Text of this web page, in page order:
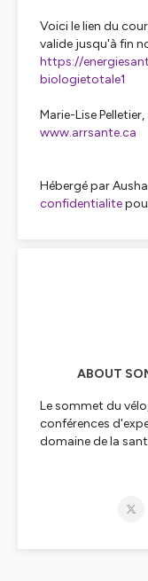
Voici le lien du
valide jusqu'à fin
https://
biologietotale1
Marie-Lise
www.arrsante.ca
Hébergé par
confidentialite
ABOUT
Le sommet du
conférences
domaine de la
connaissances,